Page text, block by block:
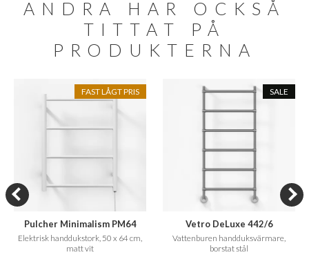
ANDRA HAR OCKSÅ
TITTAT PÅ
PRODUKTERNA
FAST LÅGT PRIS
Pulcher Minimalism PM64
Elektrisk handdukstork, 50 x 64 cm,
matt vit
SALE
Vetro DeLuxe 442/6
Vattenburen handduksvärmare,
borstat stål